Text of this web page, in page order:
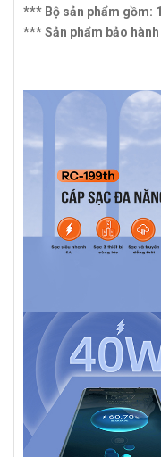
*** Bộ sản phẩm gồm:
*** Sản phẩm bảo